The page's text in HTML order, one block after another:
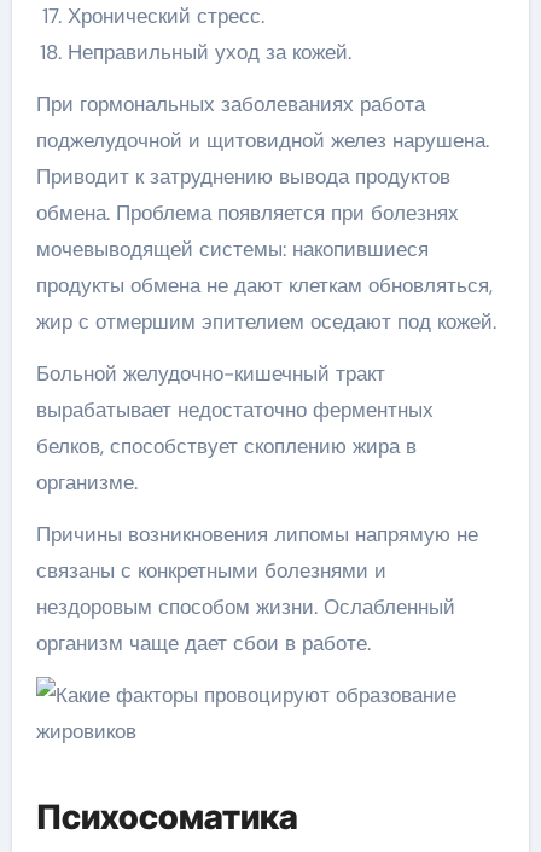
Хронический стресс.
Неправильный уход за кожей.
При гормональных заболеваниях работа
поджелудочной и щитовидной желез нарушена.
Приводит к затруднению вывода продуктов
обмена. Проблема появляется при болезнях
мочевыводящей системы: накопившиеся
продукты обмена не дают клеткам обновляться,
жир с отмершим эпителием оседают под кожей.
Больной желудочно-кишечный тракт
вырабатывает недостаточно ферментных
белков, способствует скоплению жира в
организме.
Причины возникновения липомы напрямую не
связаны с конкретными болезнями и
нездоровым способом жизни. Ослабленный
организм чаще дает сбои в работе.
Психосоматика